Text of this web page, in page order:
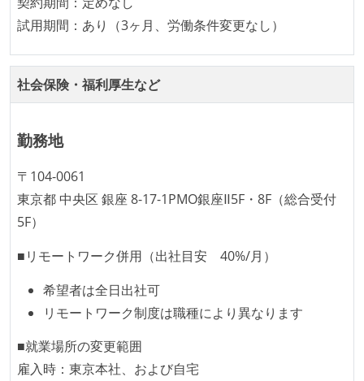
試用期間：あり（3ヶ月、労働条件変更なし）
社会保険・福利厚生など
勤務地
〒104-0061
東京都 中央区 銀座 8-17-1PMO銀座Ⅱ5F・8F（総合受付
5F）
■リモートワーク併用（出社目安 40%/月）
希望者は全日出社可
リモートワーク制度は職種により異なります
■就業場所の変更範囲
雇入時：東京本社、および自宅